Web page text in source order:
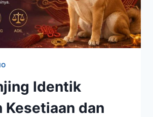
Identik
Kesetiaan dan